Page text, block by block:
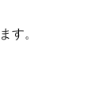
。